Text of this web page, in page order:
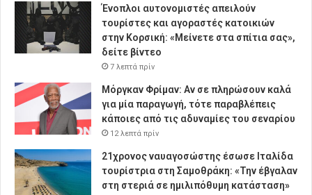
Ένοπλοι αυτονομιστές απειλούν
τουρίστες και αγοραστές κατοικιών
στην Κορσική: «Μείνετε στα σπίτια σας»,
δείτε βίντεο
7 λεπτά πρίν
Μόργκαν Φρίμαν: Αν σε πληρώσουν καλά
για μία παραγωγή, τότε παραβλέπεις
κάποιες από τις αδυναμίες του σεναρίου
12 λεπτά πρίν
21χρονος ναυαγοσώστης έσωσε Ιταλίδα
τουρίστρια στη Σαμοθράκη: «Την έβγαλαν
στη στεριά σε ημιλιπόθυμη κατάσταση»